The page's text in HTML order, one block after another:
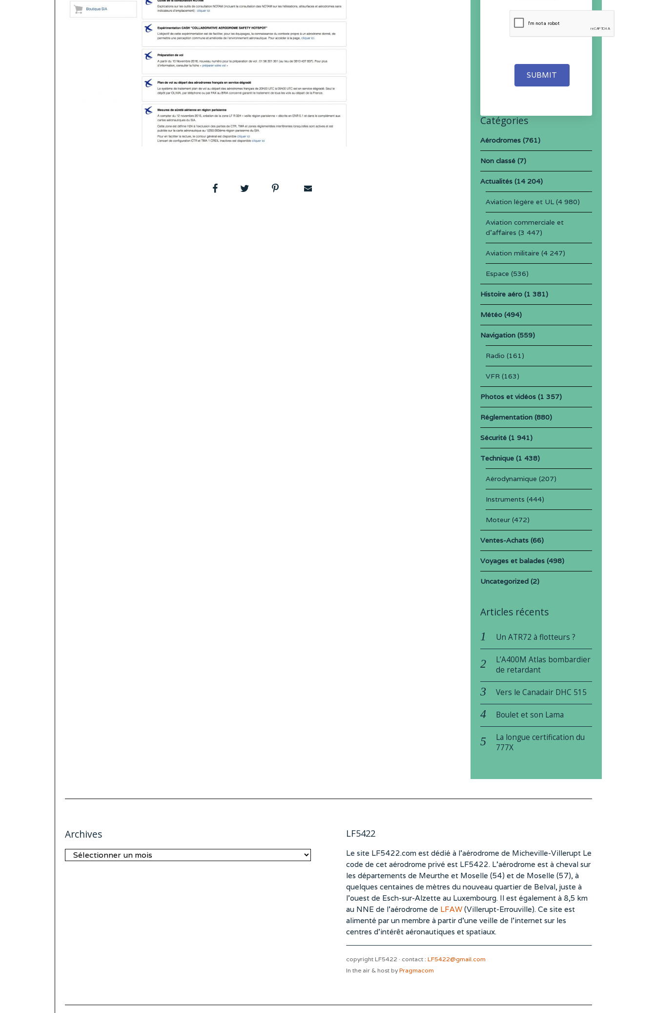
SUBMIT
Catégories
Aérodromes(761)
Non classé(7)
Actualités(14 204)
Aviation légère et UL(4 980)
Aviation commerciale et
d'affaires (3 447)
Aviation militaire (4 247)
Espace (536)
Histoire aéro(1 381)
Météo(494)
Navigation(559)
Radio (161)
VFR (163)
Photos et vidéos(1 357)
Réglementation(880)
Sécurité(1 941)
Technique(1 438)
Aérodynamique (207)
Instruments (444)
Moteur(472)
Ventes-Achats(66)
Voyages et balades(498)
Uncategorized(2)
Articles récents
Un ATR72 à flotteurs ?
L’A400M Atlas bombardier
de retardant
Vers le Canadair DHC 515
Boulet et son Lama
La longue certification du
777X
Archives
Archives
LF5422
Le site LF5422.com est dédié à l’aérodrome de Micheville-Villerupt Le
code de cet aérodrome privé est LF5422. L’aérodrome est à cheval sur
les départements de Meurthe et Moselle (54) et de Moselle (57), à
quelques centaines de mètres du nouveau quartier de Belval, juste à
l’ouest de Esch-sur-Alzette au Luxembourg. Il est également à 8,5 km
au NNE de l’aérodrome de LFAW(Villerupt-Errouville). Ce site est
alimenté par un membre à partir d’une veille de l’internet sur les
centres d’intérêt aéronautiques et spatiaux.
copyright LF5422 · contact : LF5422@gmail.com
In the air & host byPragmacom